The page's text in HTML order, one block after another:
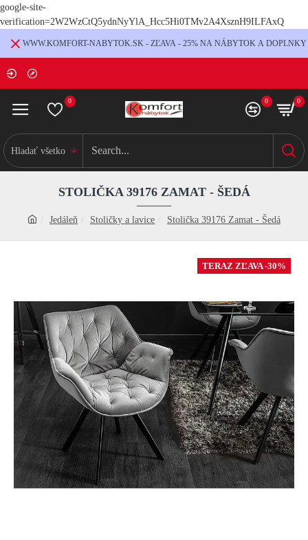
google-site-
verification=2W2WzCtQ5ydnNyYlA_Hcc5Hi0TMv2A4XsznH9ILFAxQ
WWW.KOMFORT-NABYTOK.SK - ZĽAVA - 25% NA NÁBYTOK A DOPLNKY
0 0 0
Hladať všetko
Jedáleň Stoličky a lavice Stolička 39176 Zamat - Šedá
STOLIČKA 39176 ZAMAT - ŠEDÁ
TERAZ ZĽAVA -30%